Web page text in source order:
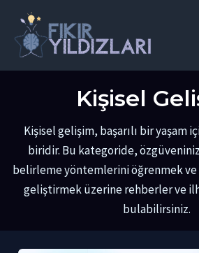
İçeriğe
Kişisel
Kişisel gelişim, başarılı bir yaşam
biridir. Bu kategoride,
belirleme yöntemlerini öğrenmek ve
geliştirmek üzerine rehberler ve
bulabilirsiniz.